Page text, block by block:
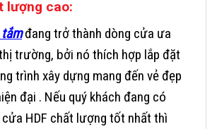
lượng cao:
đang trở thành dòng cửa ưa
trường, bởi nó thích hợp lắp đặt
trình xây dựng mang đến vẻ đẹp
đại . Nếu quý khách đang có
cửa HDF chất lượng tốt nhất thì